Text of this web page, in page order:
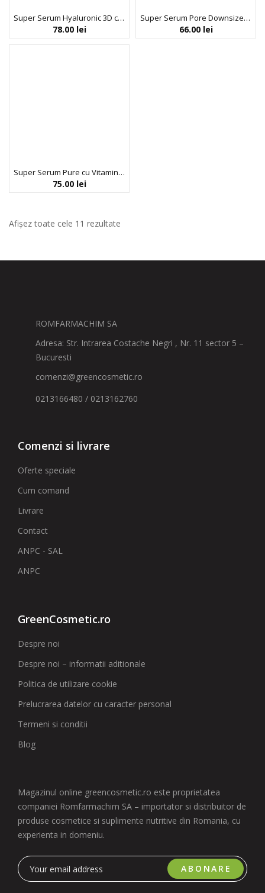
Super Serum Hyaluronic 3D cu Acid Hialuronic Multi-Molecular 1%, Regenerant si Antirid, Bio Balance, 30 ml
78.00 lei
Super Serum Pore Downsizer cu Acid Oleanolic, pentru Tenul Gras si Pori Dilatati, Bio Balance, 30 ml
66.00 lei
Super Serum Pure cu Vitamina C (Acid L-Ascorbic 10%), Antirid, pentru Luminozitate, Bio Balance, 30 ml
75.00 lei
Afișez toate cele 11 rezultate
ROMFARMACHIM SA
Adresa: Str. Intrarea Costache Negri , Nr. 11 sector 5 –
Bucuresti
comenzi@greencosmetic.ro
0213166480 / 0213162760
Comenzi si livrare
Oferte speciale
Cum comand
Livrare
Contact
ANPC - SAL
ANPC
GreenCosmetic.ro
Despre noi
Despre noi – informatii aditionale
Politica de utilizare cookie
Prelucrarea datelor cu caracter personal
Termeni si conditii
Blog
Magazinul online greencosmetic.ro este proprietatea
companiei Romfarmachim SA – importator si distribuitor de
produse cosmetice si suplimente nutritive din Romania, cu
experienta in domeniu.
ABONARE